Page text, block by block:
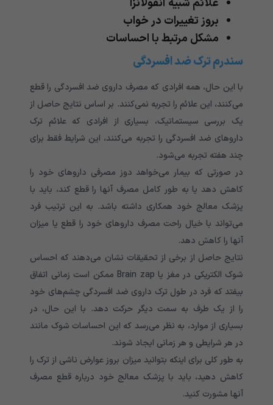
علائم شبیه آنفولانزا
بروز تغییرات در خواب
مشکل مرتبط با احساسات
سندرم ترک ضد افسردگی
با این حال، همه افرادی که مصرف داروی ضد افسردگی را قطع
می‌کنند، این علائم را تجربه نمی‌کنند. بر اساس نتایج حاصل از
یک بررسی سیستماتیک، بسیاری از افرادی که علائم ترک
داروهای ضد افسردگی را تجربه می‌کنند، این شرایط فقط برای
چند هفته تجربه می‌شود.
در صورتی که بیمار می‌خواهد دوز مصرفی داروهای خود را
کاهش دهد یا به طور کامل مصرف آنها را قطع کند، باید با
پزشک معالج خود همکاری داشته باشد. به این ترتیب فرد
می‌تواند با خیال راحت مصرف داروهای خود را قطع یا میزان
آنها را کاهش دهد.
نتایج حاصل از برخی از تحقیقات نشان می‌دهند که احساس
شوک الکتریکی در مغز یا Brain zap ممکن است زمانی اتفاق
بیفتد که فرد در طول ترک داروی ضد افسردگی چشم‌های خود
را از یک طرف به سمت دیگر حرکت دهد. با این حال، در
بسیاری از موارد، به نظر می‌رسد که این احساسات شوک مانند
در هر شرایطی و هر زمانی ایجاد شوند.
به طور کلی برای اینکه بتوانید میزان بروز عوارض ناشی از ترک را
کاهش دهید، باید با پزشک معالج خود درباره قطع مصرف
آنها مشورت کنید.